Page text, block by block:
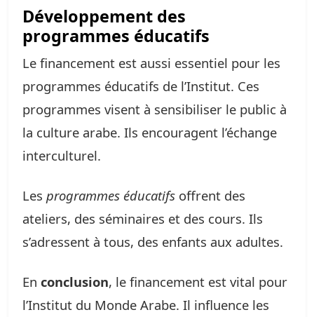
Développement des
programmes éducatifs
Le financement est aussi essentiel pour les
programmes éducatifs de l’Institut. Ces
programmes visent à sensibiliser le public à
la culture arabe. Ils encouragent l’échange
interculturel.
Les programmes éducatifs offrent des
ateliers, des séminaires et des cours. Ils
s’adressent à tous, des enfants aux adultes.
En conclusion, le financement est vital pour
l’Institut du Monde Arabe. Il influence les